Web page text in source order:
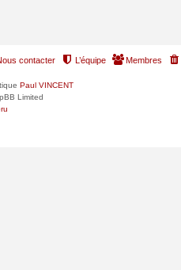
Membres
L’équipe
contacter
Paul VINCENT
Limited